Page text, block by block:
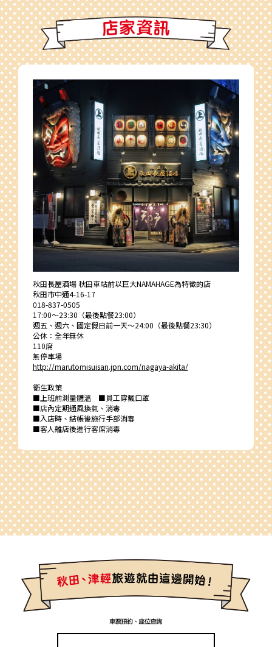
秋田長屋酒場 秋田車站前以巨大NAMAHAGE為特徵的店
秋田市中通4-16-17
018-837-0505
17:00〜23:30（最後點餐23:00）
週五、週六、國定假日前一天〜24:00（最後點餐23:30）
公休：全年無休
110席
無停車場
http://marutomisuisan.jpn.com/nagaya-akita/
衛生政策
■上班前測量體溫 ■員工穿戴口罩
■店內定期通風換氣、消毒
■入店時、結帳後施行手部消毒
■客人離店後進行客席消毒